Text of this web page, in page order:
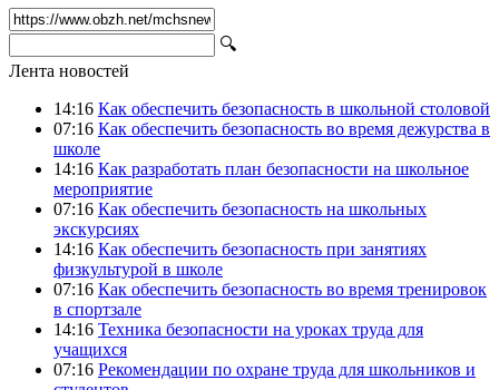
🔍
Лента новостей
14:16 Как обеспечить безопасность в школьной столовой
07:16 Как обеспечить безопасность во время дежурства в
школе
14:16 Как разработать план безопасности на школьное
мероприятие
07:16 Как обеспечить безопасность на школьных
экскурсиях
14:16 Как обеспечить безопасность при занятиях
физкультурой в школе
07:16 Как обеспечить безопасность во время тренировок
в спортзале
14:16 Техника безопасности на уроках труда для
учащихся
07:16 Рекомендации по охране труда для школьников и